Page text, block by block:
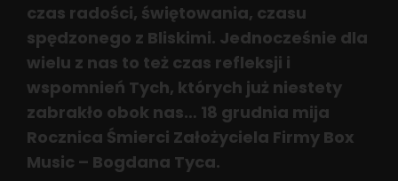
czas radości, świętowania, czasu
spędzonego z Bliskimi. Jednocześnie dla
wielu z nas to też czas refleksji i
wspomnień Tych, których już niestety
zabrakło obok nas… 18 grudnia mija
Rocznica Śmierci Założyciela Firmy Box
Music – Bogdana Tyca.